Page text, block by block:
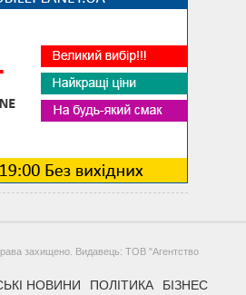
захищено. Видавець: ТОВ "Агентство
НОВИНИ ПОЛІТИКА
БІЗНЕС